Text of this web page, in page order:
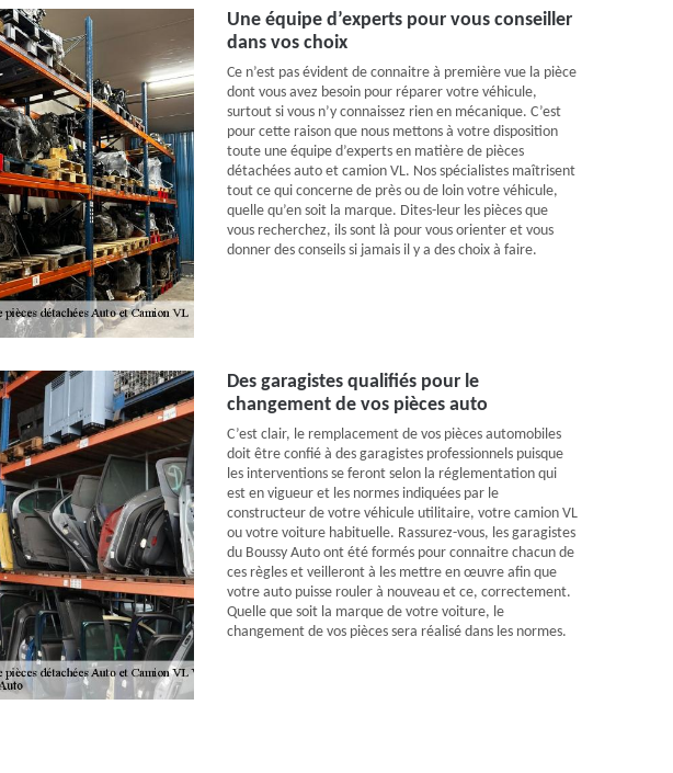
Une équipe d’experts pour vous conseiller
dans vos choix
Ce n’est pas évident de connaitre à première vue la pièce
dont vous avez besoin pour réparer votre véhicule,
surtout si vous n’y connaissez rien en mécanique. C’est
pour cette raison que nous mettons à votre disposition
toute une équipe d’experts en matière de pièces
détachées auto et camion VL. Nos spécialistes maîtrisent
tout ce qui concerne de près ou de loin votre véhicule,
quelle qu’en soit la marque. Dites-leur les pièces que
vous recherchez, ils sont là pour vous orienter et vous
donner des conseils si jamais il y a des choix à faire.
Des garagistes qualifiés pour le
changement de vos pièces auto
C’est clair, le remplacement de vos pièces automobiles
doit être confié à des garagistes professionnels puisque
les interventions se feront selon la réglementation qui
est en vigueur et les normes indiquées par le
constructeur de votre véhicule utilitaire, votre camion VL
ou votre voiture habituelle. Rassurez-vous, les garagistes
du Boussy Auto ont été formés pour connaitre chacun de
ces règles et veilleront à les mettre en œuvre afin que
votre auto puisse rouler à nouveau et ce, correctement.
Quelle que soit la marque de votre voiture, le
changement de vos pièces sera réalisé dans les normes.